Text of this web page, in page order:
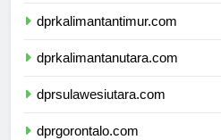
dprkalimantantimur.com
dprkalimantanutara.com
dprsulawesiutara.com
dprgorontalo.com